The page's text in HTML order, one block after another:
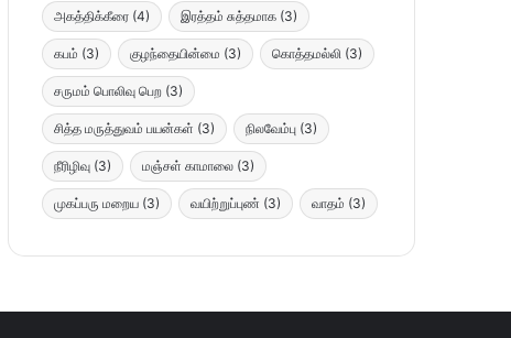
அகத்திக்கீரை (4) இரத்தம் சுத்தமாக (3)
கபம் (3) குழந்தையின்மை (3) கொத்தமல்லி (3)
சருமம் பொலிவு பெற (3)
சித்த மருத்துவம் பயன்கள் (3) நிலவேம்பு (3)
நீரிழிவு (3) மஞ்சள் காமாலை (3)
முகப்பரு மறைய (3) வயிற்றுப்புண் (3) வாதம் (3)